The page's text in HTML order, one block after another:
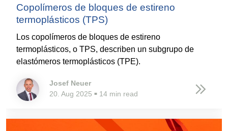
Copolímeros de bloques de estireno
termoplásticos (TPS)
Los copolímeros de bloques de estireno
termoplásticos, o TPS, describen un subgrupo de
elastómeros termoplásticos (TPE).
Josef Neuer
20. Aug 2025 ■ 14 min read